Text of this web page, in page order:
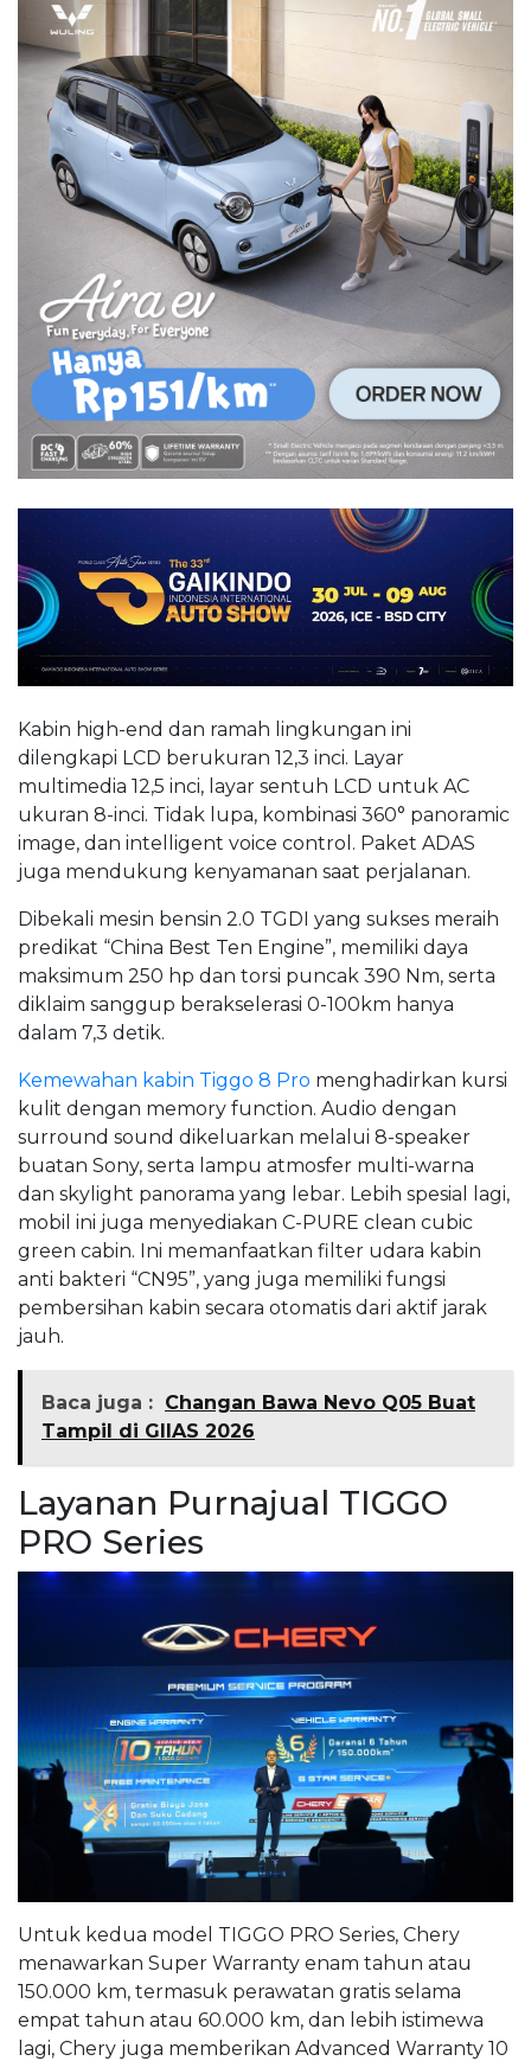
Kabin high-end dan ramah lingkungan ini
dilengkapi LCD berukuran 12,3 inci. Layar
multimedia 12,5 inci, layar sentuh LCD untuk AC
ukuran 8-inci. Tidak lupa, kombinasi 360° panoramic
image, dan intelligent voice control. Paket ADAS
juga mendukung kenyamanan saat perjalanan.
Dibekali mesin bensin 2.0 TGDI yang sukses meraih
predikat “China Best Ten Engine”, memiliki daya
maksimum 250 hp dan torsi puncak 390 Nm, serta
diklaim sanggup berakselerasi 0-100km hanya
dalam 7,3 detik.
Kemewahan kabin Tiggo 8 Pro menghadirkan kursi
kulit dengan memory function. Audio dengan
surround sound dikeluarkan melalui 8-speaker
buatan Sony, serta lampu atmosfer multi-warna
dan skylight panorama yang lebar. Lebih spesial lagi,
mobil ini juga menyediakan C-PURE clean cubic
green cabin. Ini memanfaatkan filter udara kabin
anti bakteri “CN95”, yang juga memiliki fungsi
pembersihan kabin secara otomatis dari aktif jarak
jauh.
Baca juga : Changan Bawa Nevo Q05 Buat
Tampil di GIIAS 2026
Layanan Purnajual TIGGO
PRO Series
Untuk kedua model TIGGO PRO Series, Chery
menawarkan Super Warranty enam tahun atau
150.000 km, termasuk perawatan gratis selama
empat tahun atau 60.000 km, dan lebih istimewa
lagi, Chery juga memberikan Advanced Warranty 10